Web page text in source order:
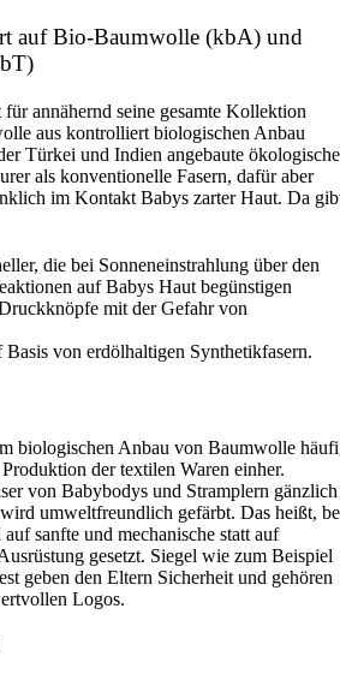
auf Bio-Baumwolle (kbA) und
annähernd seine gesamte Kollektion
aus kontrolliert biologischen Anbau
Türkei und Indien angebaute ökologische
als konventionelle Fasern, dafür aber
im Kontakt Babys zarter Haut. Da
die bei Sonneneinstrahlung über den
auf Babys Haut begünstigen
mit der Gefahr von
Basis von erdölhaltigen Synthetikfasern.
biologischen Anbau von Baumwolle
der textilen Waren einher.
von Babybodys und Stramplern gänzlich
wird umweltfreundlich gefärbt. Das heißt,
sanfte und mechanische statt auf
gesetzt. Siegel wie zum Beispiel
geben den Eltern Sicherheit und gehören
Logos.